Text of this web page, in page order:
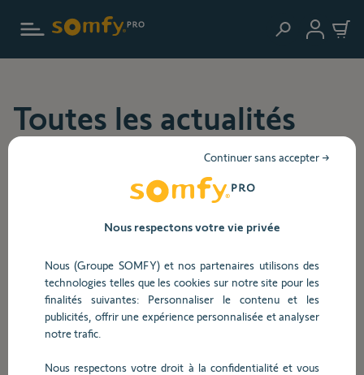
Toutes les actualités
pour les professionnels
PROMOTION SERVICES
ÉVÈNEMENT
COMMUNICATION
28-09-2026
Nous respectons votre vie privée
Nous (Groupe SOMFY) et nos partenaires utilisons des
technologies telles que les cookies sur notre site pour les
finalités suivantes: Personnaliser le contenu et les
publicités, offrir une expérience personnalisée et analyser
notre trafic.
Nous respectons votre droit à la confidentialité et vous
Continuer sans accepter →